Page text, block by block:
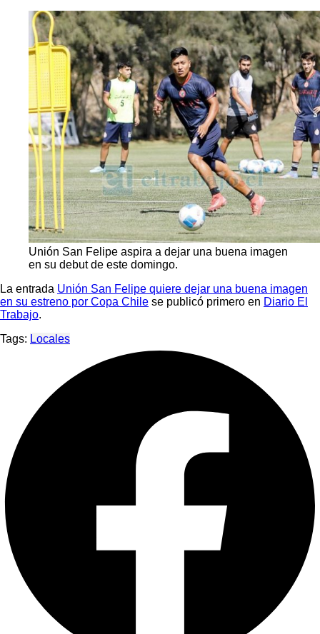
Unión San Felipe aspira a dejar una buena imagen
en su debut de este domingo.
La entrada Unión San Felipe quiere dejar una buena imagen
en su estreno por Copa Chile se publicó primero en Diario El
Trabajo.
Tags: Locales